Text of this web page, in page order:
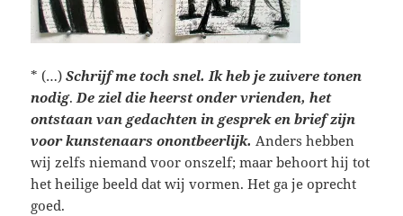
* (…)Schrijf me toch snel. Ik heb je zuivere tonen
nodig. De ziel die heerst onder vrienden, het
ontstaan van gedachten in gesprek en brief zijn
voor kunstenaars onontbeerlijk. Anders hebben
wij zelfs niemand voor onszelf; maar behoort hij tot
het heilige beeld dat wij vormen. Het ga je oprecht
goed.